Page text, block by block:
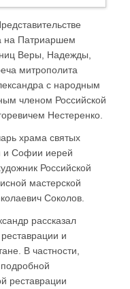
на Патриаршем
Веры, Надежды,
митрополита
с народным
членом Российской
Нестеренко.
храма святых
и Софии иерей
Российской
мастерской
Соколов.
рассказал
и
В частности,
реставрации